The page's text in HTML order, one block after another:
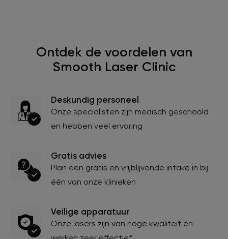
Ontdek de voordelen van
Smooth Laser Clinic
Deskundig personeel
Onze specialisten zijn medisch geschoold
en hebben veel ervaring
Gratis advies
Plan een gratis en vrijblijvende intake in bij
één van onze klinieken
Veilige apparatuur
Onze lasers zijn van hoge kwaliteit en